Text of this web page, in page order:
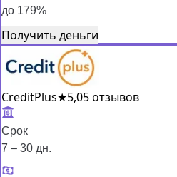
до 179%
Получить деньги
CreditPlus★5,05 отзывов
Срок
7 – 30 дн.